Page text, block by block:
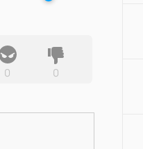
0 0